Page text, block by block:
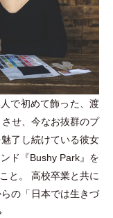
で初めて飾った、渡
せ、今なお抜群のプ
了し続けている彼女
ド『Bushy Park』を
と。 高校卒業と共に
の 「 日本では生きづ